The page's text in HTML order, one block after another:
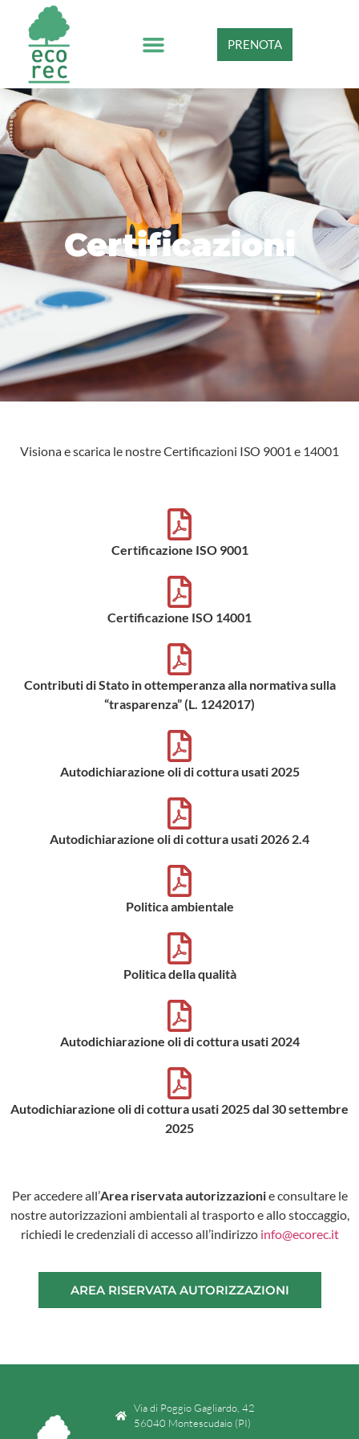
PRENOTA
Certificazioni
Visiona e scarica le nostre Certificazioni ISO 9001 e 14001
Certificazione ISO 9001
Certificazione ISO 14001
Contributi di Stato in ottemperanza alla normativa sulla
“trasparenza” (L. 1242017)
Autodichiarazione oli di cottura usati 2025
Autodichiarazione oli di cottura usati 2026 2.4
Politica ambientale
Politica della qualità
Autodichiarazione oli di cottura usati 2024
Autodichiarazione oli di cottura usati 2025 dal 30 settembre
2025
Per accedere all’Area riservata autorizzazionie consultare le
nostre autorizzazioni ambientali al trasporto e allo stoccaggio,
richiedi le credenziali di accesso all’indirizzo info@ecorec.it
AREA RISERVATA AUTORIZZAZIONI
Via di Poggio Gagliardo, 42
56040 Montescudaio (PI)